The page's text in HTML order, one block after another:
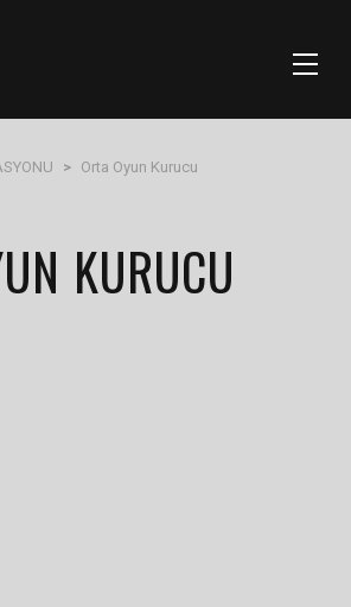
> Orta Oyun Kurucu
KURUCU